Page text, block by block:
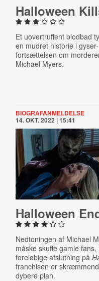
Halloween
Et uovertruffent blodbad
en mudret historie i gyser-
fortsættelsen om
Michael Myers.
BIOGRAFANMELDELSE
14. OKT. 2022 | 15:41
Halloween
Nedtoningen af Michael
måske skuffe gamle fans,
foreløbige afslutning på
franchisen er
dybere plan.